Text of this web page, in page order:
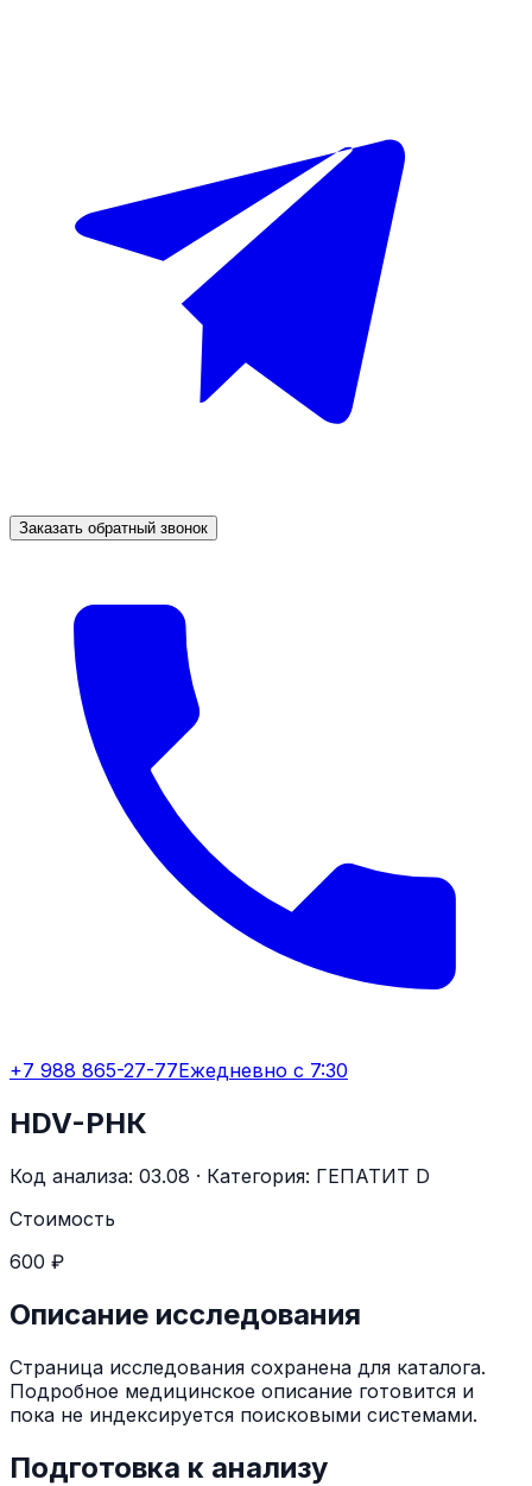
Заказать обратный звонок
+7 988 865-27-77Ежедневно с 7:30
HDV-РНК
Код анализа: 03.08 · Категория: ГЕПАТИТ D
Стоимость
600 ₽
Описание исследования
Страница исследования сохранена для каталога.
Подробное медицинское описание готовится и
пока не индексируется поисковыми системами.
Подготовка к анализу